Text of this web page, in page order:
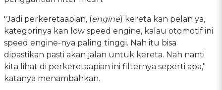
"Jadi perkeretaapian, (engine) kereta kan pelan ya,
kategorinya kan low speed engine, kalau otomotif ini
speed engine-nya paling tinggi. Nah itu bisa
dipastikan pasti akan jalan untuk kereta. Nah nanti
kita lihat di perkeretaapian ini filternya seperti apa,"
katanya menambahkan.